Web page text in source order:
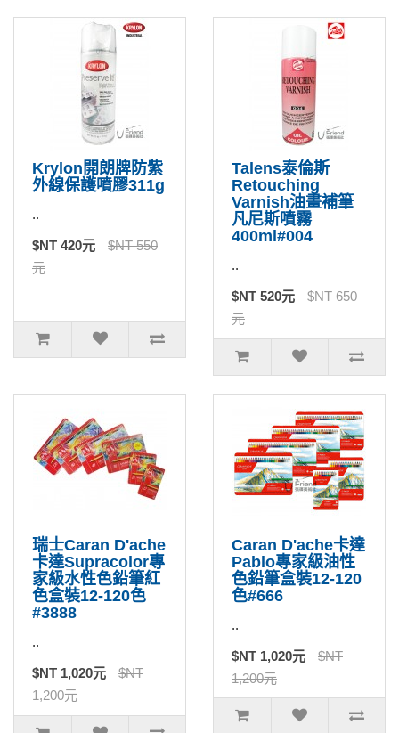
Krylon開朗牌防紫
外線保護噴膠311g
..
$NT 420元
$NT 550
元
Talens泰倫斯
Retouching
Varnish油畫補筆
凡尼斯噴霧
400ml#004
..
$NT 520元
$NT 650
元
瑞士Caran D'ache
卡達Supracolor專
家級水性色鉛筆紅
色盒裝12-120色
#3888
..
$NT 1,020元
$NT
1,200元
Caran D'ache卡達
Pablo專家級油性
色鉛筆盒裝12-120
色#666
..
$NT 1,020元
$NT
1,200元